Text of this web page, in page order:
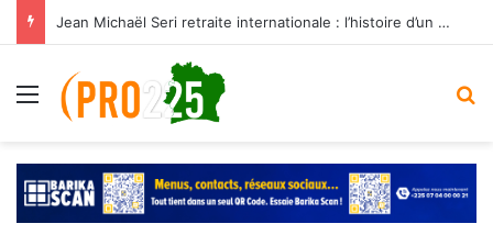
Jean Michaël Seri retraite internationale : l’histoire d’un maestro qui a marqué les Éléphants
Menu